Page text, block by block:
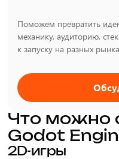
Поможем превратить
механику, аудиторию,
к запуску на разных
Что можно
Godot
2D-игры